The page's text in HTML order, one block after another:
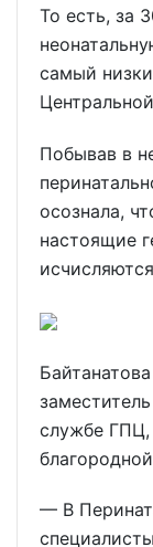
То есть, за
самый
Побывав в
осознала,
настоящие
службе ГПЦ,
— В